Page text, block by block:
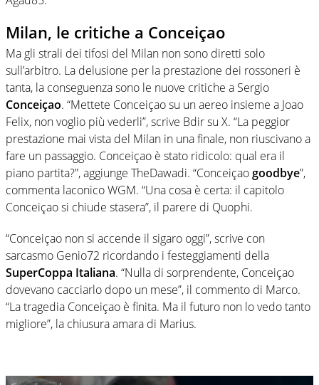
Milan, le critiche a Conceiçao
Ma gli strali dei tifosi del Milan non sono diretti solo
sull’arbitro. La delusione per la prestazione dei rossoneri è
tanta, la conseguenza sono le nuove critiche a Sergio
Conceiçao. “Mettete Conceiçao su un aereo insieme a Joao
Felix, non voglio più vederli”, scrive Bdir su X. “La peggior
prestazione mai vista del Milan in una finale, non riuscivano a
fare un passaggio. Conceiçao è stato ridicolo: qual era il
piano partita?”, aggiunge TheDawadi. “Conceiçaogoodbye”,
commenta laconico WGM. “Una cosa è certa: il capitolo
Conceiçao si chiude stasera”, il parere di Quophi.
“Conceiçao non si accende il sigaro oggi”, scrive con
sarcasmo Genio72 ricordando i festeggiamenti della
SuperCoppa Italiana. “Nulla di sorprendente, Conceiçao
dovevano cacciarlo dopo un mese”, il commento di Marco.
“La tragedia Conceiçao è finita. Ma il futuro non lo vedo tanto
migliore”, la chiusura amara di Marius.